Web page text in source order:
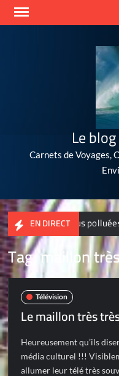
Skip
Le
Carnets de Voyages,
EN DIRECT
10 villes les plus polluées
Tag:maillon
Télévision
Le maillon très
Heureusement qu’ils
média culturel !!!
allumer leur télé très